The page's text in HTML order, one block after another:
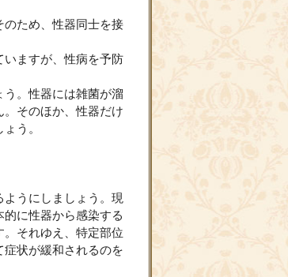
のため、性器同士を接
いますが、性病を予防
。性器には雑菌が溜
そのほか、性器だけ
う。
うにしましょう。現
に性器から感染する
それゆえ、特定部位
状が緩和されるのを